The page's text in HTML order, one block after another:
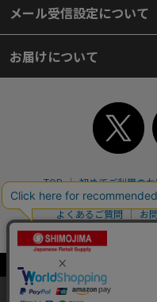
当サイトはクッキー（Cookie）
メール受信設定について
お届けについて
TOP 初めてご利用の
個人情報保護方針
よくあるご質問
お
サイトマップ
Copyright© 2018